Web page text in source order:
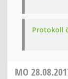
Protokoll
MO